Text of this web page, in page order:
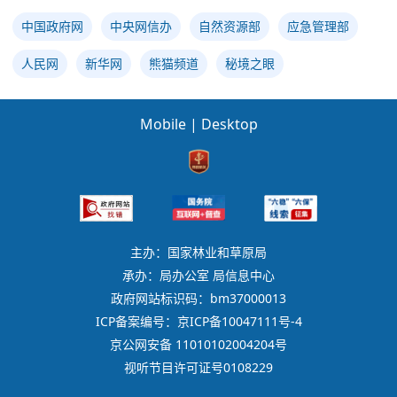
中国政府网 中央网信办 自然资源部 应急管理部
人民网 新华网 熊猫频道 秘境之眼
Mobile | Desktop
主办：国家林业和草原局
承办：局办公室 局信息中心
政府网站标识码：bm37000013
ICP备案编号：京ICP备10047111号-4
京公网安备 11010102004204号
视听节目许可证号0108229